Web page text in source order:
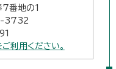
番地の1
3732
利用ください。